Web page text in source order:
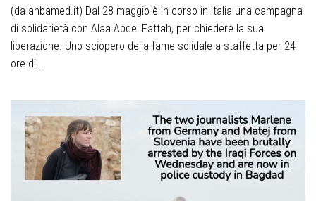
(da anbamed.it) Dal 28 maggio è in corso in Italia una campagna
di solidarietà con Alaa Abdel Fattah, per chiedere la sua
liberazione. Uno sciopero della fame solidale a staffetta per 24
ore di...